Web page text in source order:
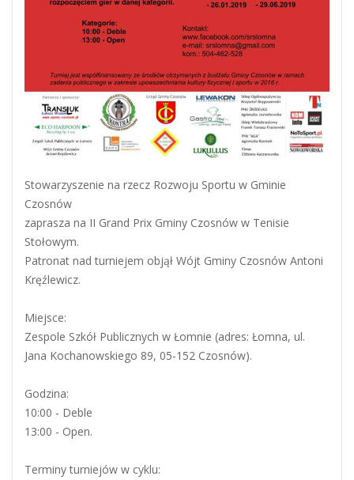
Stowarzyszenie na rzecz Rozwoju Sportu w Gminie
Czosnów
zaprasza na II Grand Prix Gminy Czosnów w Tenisie
Stołowym.
Patronat nad turniejem objął Wójt Gminy Czosnów Antoni
Kręźlewicz.
Miejsce:
Zespole Szkół Publicznych w Łomnie (adres: Łomna, ul.
Jana Kochanowskiego 89, 05-152 Czosnów).
Godzina:
10:00 - Deble
13:00 - Open.
Terminy turniejów w cyklu: